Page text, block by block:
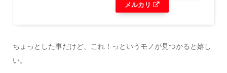
メルカリ
ちょっとした事だけど、これ！っというモノが見つかると嬉し
い。